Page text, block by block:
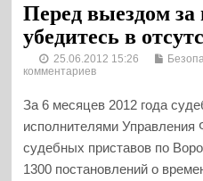
Перед выездом за
убедитесь в
25.06.2012 15:26
комментариев
За 6 месяцев 2012 года
исполнителями
судебных приставов по
1300 постановлений о